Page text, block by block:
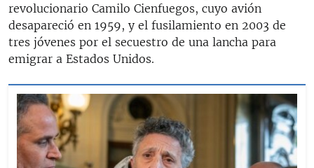
revolucionario Camilo Cienfuegos, cuyo avión
desapareció en 1959, y el fusilamiento en 2003 de
tres jóvenes por el secuestro de una lancha para
emigrar a Estados Unidos.